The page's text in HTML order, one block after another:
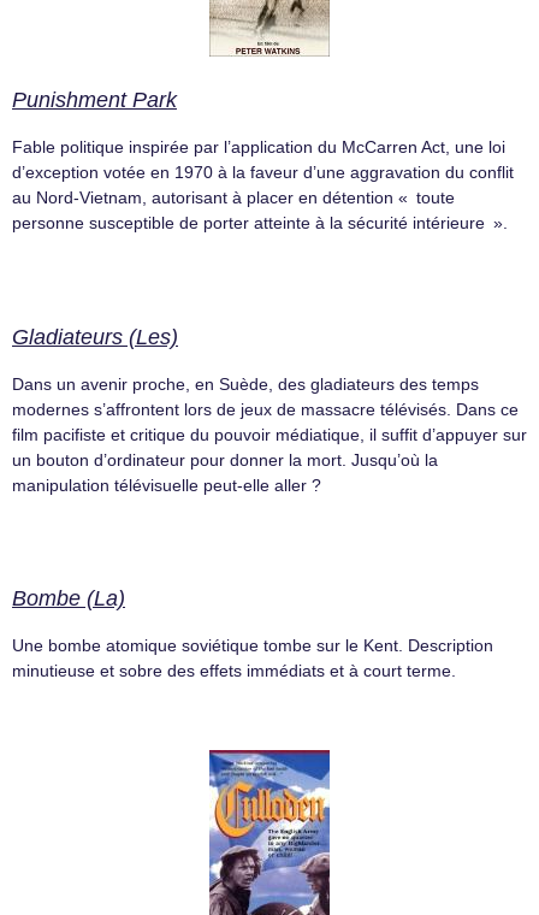
Punishment Park
Fable politique inspirée par l’application du McCarren Act, une loi
d’exception votée en 1970 à la faveur d’une aggravation du conflit
au Nord-Vietnam, autorisant à placer en détention « toute
personne susceptible de porter atteinte à la sécurité intérieure ».
Gladiateurs (Les)
Dans un avenir proche, en Suède, des gladiateurs des temps
modernes s’affrontent lors de jeux de massacre télévisés. Dans ce
film pacifiste et critique du pouvoir médiatique, il suffit d’appuyer sur
un bouton d’ordinateur pour donner la mort. Jusqu’où la
manipulation télévisuelle peut-elle aller ?
Bombe (La)
Une bombe atomique soviétique tombe sur le Kent. Description
minutieuse et sobre des effets immédiats et à court terme.